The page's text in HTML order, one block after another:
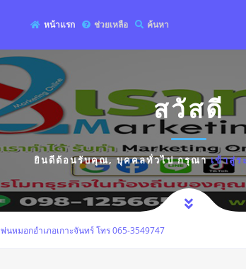
หน้าแรก ช่วยเหลือ ค้นหา
สวัสดี
ยินดีต้อนรับคุณ,บุคคลทั่วไปกรุณาเข้าสู่ร
พ่นหมอกอำเภอเกาะจันทร์ โทร 065-3549747